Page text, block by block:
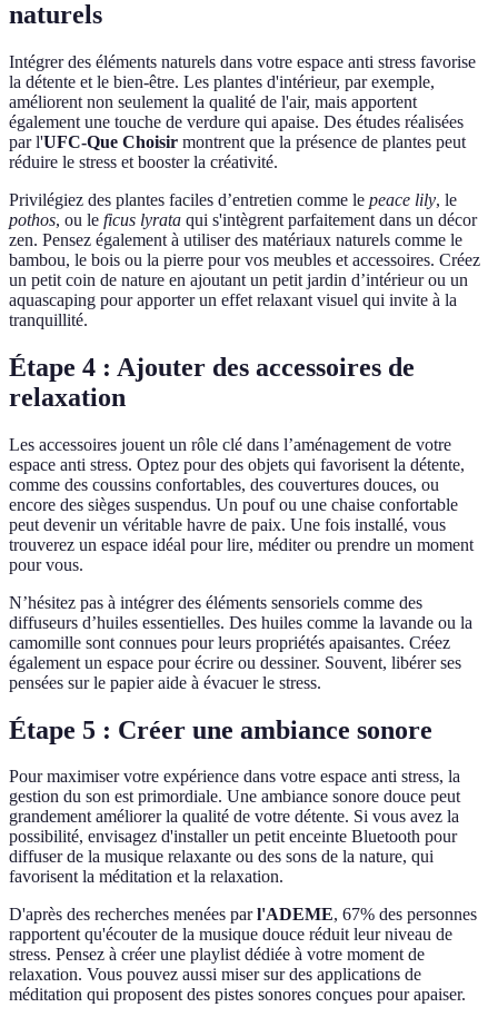
naturels
Intégrer des éléments naturels dans votre espace anti stress favorise
la détente et le bien-être. Les plantes d'intérieur, par exemple,
améliorent non seulement la qualité de l'air, mais apportent
également une touche de verdure qui apaise. Des études réalisées
par l'UFC-Que Choisir montrent que la présence de plantes peut
réduire le stress et booster la créativité.
Privilégiez des plantes faciles d’entretien comme le peace lily, le
pothos, ou le ficus lyrata qui s'intègrent parfaitement dans un décor
zen. Pensez également à utiliser des matériaux naturels comme le
bambou, le bois ou la pierre pour vos meubles et accessoires. Créez
un petit coin de nature en ajoutant un petit jardin d’intérieur ou un
aquascaping pour apporter un effet relaxant visuel qui invite à la
tranquillité.
Étape 4 : Ajouter des accessoires de
relaxation
Les accessoires jouent un rôle clé dans l’aménagement de votre
espace anti stress. Optez pour des objets qui favorisent la détente,
comme des coussins confortables, des couvertures douces, ou
encore des sièges suspendus. Un pouf ou une chaise confortable
peut devenir un véritable havre de paix. Une fois installé, vous
trouverez un espace idéal pour lire, méditer ou prendre un moment
pour vous.
N’hésitez pas à intégrer des éléments sensoriels comme des
diffuseurs d’huiles essentielles. Des huiles comme la lavande ou la
camomille sont connues pour leurs propriétés apaisantes. Créez
également un espace pour écrire ou dessiner. Souvent, libérer ses
pensées sur le papier aide à évacuer le stress.
Étape 5 : Créer une ambiance sonore
Pour maximiser votre expérience dans votre espace anti stress, la
gestion du son est primordiale. Une ambiance sonore douce peut
grandement améliorer la qualité de votre détente. Si vous avez la
possibilité, envisagez d'installer un petit enceinte Bluetooth pour
diffuser de la musique relaxante ou des sons de la nature, qui
favorisent la méditation et la relaxation.
D'après des recherches menées parl'ADEME, 67% des personnes
rapportent qu'écouter de la musique douce réduit leur niveau de
stress. Pensez à créer une playlist dédiée à votre moment de
relaxation. Vous pouvez aussi miser sur des applications de
méditation qui proposent des pistes sonores conçues pour apaiser.